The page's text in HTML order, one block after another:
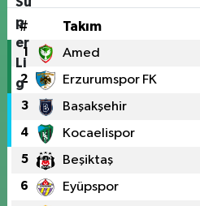
# Takım
1 Amed
2 Erzurumspor FK
3 Başakşehir
4 Kocaelispor
5 Beşiktaş
6 Eyüpspor